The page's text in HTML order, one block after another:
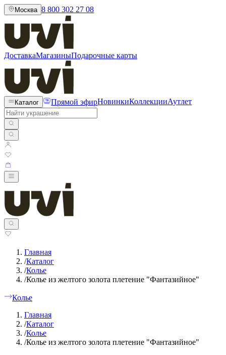
Москва 8 800 302 27 08
ДоставкаМагазиныПодарочные карты
Каталог Прямой эфирНовинкиКоллекцииАутлет
Главная
/Каталог
/Колье
/Колье из желтого золота плетение "Фантазийное"
Колье
Главная
/Каталог
/Колье
/Колье из желтого золота плетение "Фантазийное"